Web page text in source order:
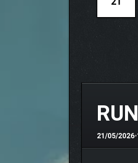
21/05/2026•